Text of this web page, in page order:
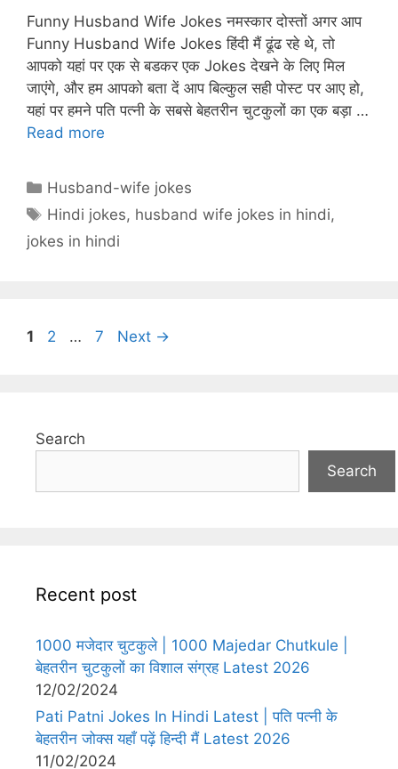
s
A
p
p
e
st
e
b
o
o
gr
a
m
p
c
h
at
Funny Husband Wife Jokes नमस्कार दोस्तों अगर आप
Funny Husband Wife Jokes हिंदी मैं ढूंढ रहे थे, तो
आपको यहां पर एक से बडकर एक Jokes देखने के लिए मिल
जाएंगे, और हम आपको बता दें आप बिल्कुल सही पोस्ट पर आए हो,
यहां पर हमने पति पत्नी के सबसे बेहतरीन चुटकुलों का एक बड़ा …
Read more
Categories
Husband-wife jokes
Tags
Hindi jokes, husband wife jokes in hindi,
jokes in hindi
Page
1 Page
2 … Page
7 Next →
Search
Search
Recent post
1000 मजेदार चुटकुले | 1000 Majedar Chutkule |
बेहतरीन चुटकुलों का विशाल संग्रह Latest 2026
12/02/2024
Pati Patni Jokes In Hindi Latest | पति पत्नी के
बेहतरीन जोक्स यहाँ पढ़ें हिन्दी मैं Latest 2026
11/02/2024